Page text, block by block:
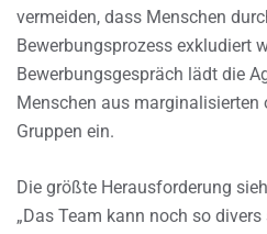
vermeiden, dass Menschen
Bewerbungsprozess exkludiert
Bewerbungsgespräch lädt die
Menschen aus marginalisierten
Gruppen ein.
Die größte Herausforderung
„Das Team kann noch so